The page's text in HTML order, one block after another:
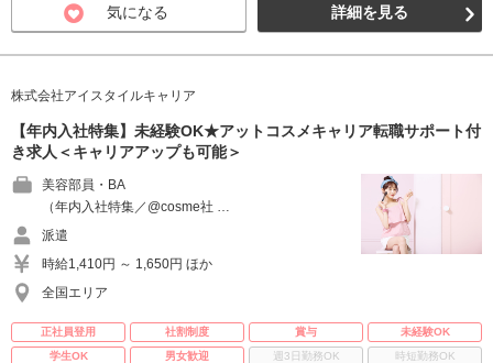
気になる 詳細を見る
株式会社アイスタイルキャリア
【年内入社特集】未経験OK★アットコスメキャリア転職サポート付
き求人＜キャリアアップも可能＞
美容部員・BA
（年内入社特集／@cosme社 …
派遣
時給1,410円 ～ 1,650円 ほか
全国エリア
正社員登用 社割制度 賞与
未経験OK
学生OK
男女歓迎 週3日勤務OK
時短勤務OK